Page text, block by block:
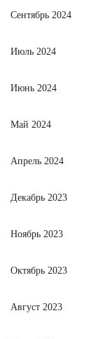
Сентябрь 2024
Июль 2024
Июнь 2024
Май 2024
Апрель 2024
Декабрь 2023
Ноябрь 2023
Октябрь 2023
Август 2023